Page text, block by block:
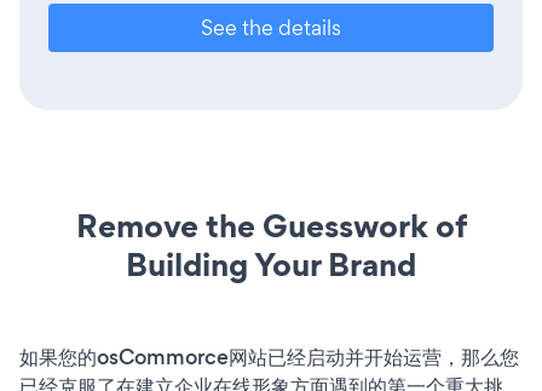
See the details
Remove the Guesswork of
Building Your Brand
如果您的osCommorce网站已经启动并开始运营，那么您